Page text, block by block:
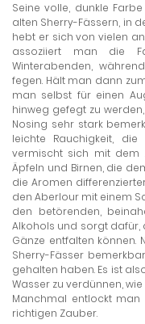
Seine volle, dunkle
alten Sherry-Fässern, in
hebt er sich von vielen
assoziiert man die
Winterabenden,
fegen. Hält man dann
man selbst für einen
hinweg gefegt zu
Nosing sehr stark
leichte Rauchigkeit,
vermischt sich mit dem
Äpfeln und Birnen, die
die Aromen
den Aberlour mit einem
den betörenden,
Alkohols und sorgt
Gänze entfalten können.
Sherry-Fässer
gehalten haben. Es ist
Wasser zu verdünnen,
Manchmal entlockt man
richtigen Zauber.